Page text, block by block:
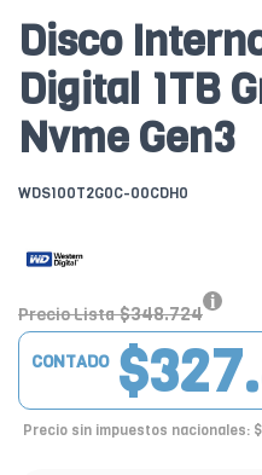
Disco
Digital 1TB
Nvme Gen3
WDS100T2G0C-00CDH0
Precio Lista $348.724
CONTADO
Precio sin impuestos nacionales: